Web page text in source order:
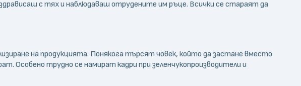
с тях и наблюдаваш отрудените им ръце. Всички се стараят да
на продукцията. Понякога търсят човек, който да застане вместо
Особено трудно се намират кадри при зеленчукопроизводители и